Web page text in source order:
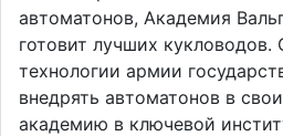
автоматонов, Академия
готовит лучших кукловодов.
технологии армии
внедрять автоматонов в
академию в ключевой